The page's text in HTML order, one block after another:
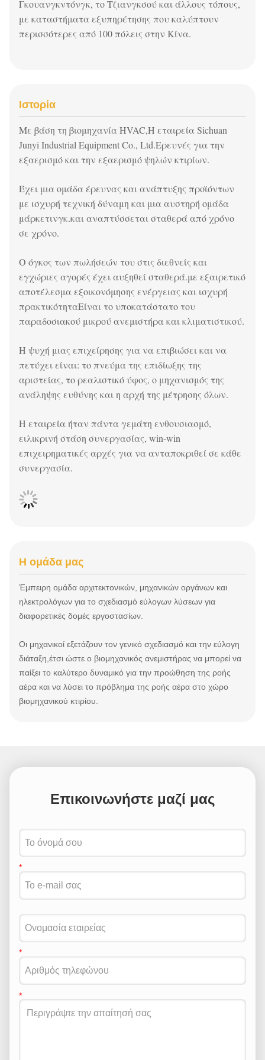
Γκουανγκντόνγκ, το Τζιανγκσού και άλλους τόπους,
με καταστήματα εξυπηρέτησης που καλύπτουν
περισσότερες από 100 πόλεις στην Κίνα.
Ιστορία
Με βάση τη βιομηχανία HVAC,Η εταιρεία Sichuan
Junyi Industrial Equipment Co., Ltd.Ερευνές για την
εξαερισμό και την εξαερισμό ψηλών κτιρίων.
Έχει μια ομάδα έρευνας και ανάπτυξης προϊόντων
με ισχυρή τεχνική δύναμη και μια αυστηρή ομάδα
μάρκετινγκ.και αναπτύσσεται σταθερά από χρόνο
σε χρόνο.
Ο όγκος των πωλήσεών του στις διεθνείς και
εγχώριες αγορές έχει αυξηθεί σταθερά.με εξαιρετικό
αποτέλεσμα εξοικονόμησης ενέργειας και ισχυρή
πρακτικότηταΕίναι το υποκατάστατο του
παραδοσιακού μικρού ανεμιστήρα και κλιματιστικού.
Η ψυχή μιας επιχείρησης για να επιβιώσει και να
πετύχει είναι: το πνεύμα της επιδίωξης της
αριστείας, το ρεαλιστικό ύφος, ο μηχανισμός της
ανάληψης ευθύνης και η αρχή της μέτρησης όλων.
Η εταιρεία ήταν πάντα γεμάτη ενθουσιασμό,
ειλικρινή στάση συνεργασίας, win-win
επιχειρηματικές αρχές για να ανταποκριθεί σε κάθε
συνεργασία.
Η ομάδα μας
Έμπειρη ομάδα αρχιτεκτονικών, μηχανικών οργάνων και
ηλεκτρολόγων για το σχεδιασμό εύλογων λύσεων για
διαφορετικές δομές εργοστασίων.
Οι μηχανικοί εξετάζουν τον γενικό σχεδιασμό και την εύλογη
διάταξη,έτσι ώστε ο βιομηχανικός ανεμιστήρας να μπορεί να
παίξει το καλύτερο δυναμικό για την προώθηση της ροής
αέρα και να λύσει το πρόβλημα της ροής αέρα στο χώρο
βιομηχανικού κτιρίου.
Επικοινωνήστε μαζί μας